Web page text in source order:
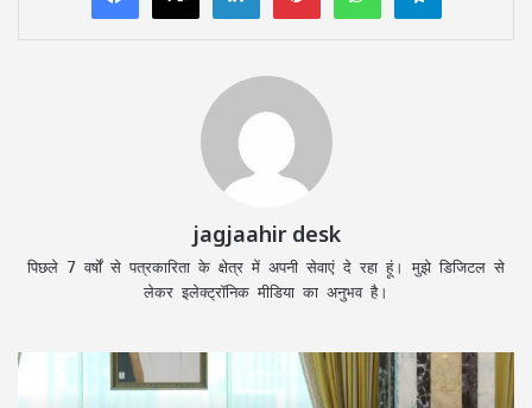
jagjaahir desk
पिछले 7 वर्षों से पत्रकारिता के क्षेत्र में अपनी सेवाएं दे रहा हूं। मुझे डिजिटल से
लेकर इलेक्ट्रॉनिक मीडिया का अनुभव है।